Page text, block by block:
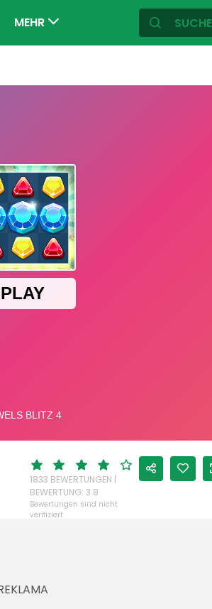
MEHR
1833 BEWERTUNGEN |
BEWERTUNG: 3.8
Bewertungen sind nicht
verifiziert